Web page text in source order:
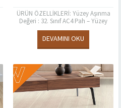
ÜRÜN ÖZELLİKLERİ: Yüzey Aşınma
Değeri : 32. Sınıf AC4 Pah – Yüzey
Özelliği : 4V Style- Timberland
Kalınlık (mm) EN...
DEVAMINI OKU